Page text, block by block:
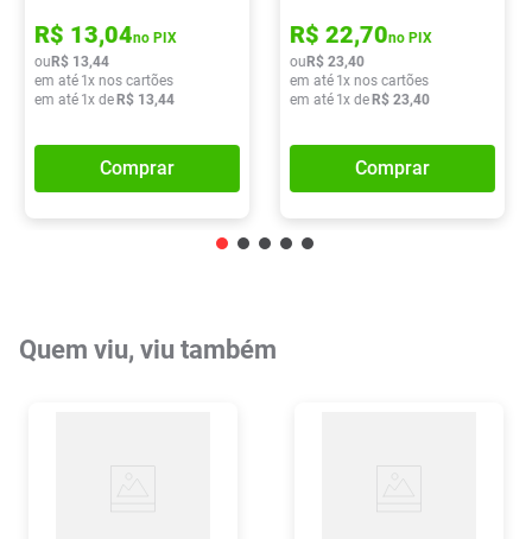
Dermatológica 15g
R$ 13,04no PIX
ou R$ 13,44
em até 1x nos cartões
em até 1x de R$ 13,44
Comprar
R$ 22,70no PIX
ou R$ 23,40
em até 1x nos cartões
em até 1x de R$ 23,40
Comprar
Quem viu, viu também